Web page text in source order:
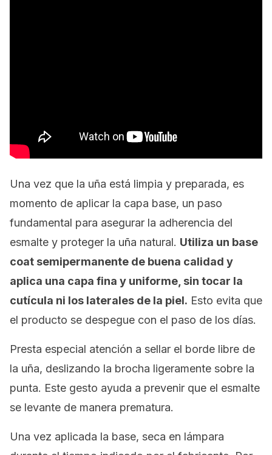
Una vez que la uña está limpia y preparada, es
momento de aplicar la capa base, un paso
fundamental para asegurar la adherencia del
esmalte y proteger la uña natural. Utiliza un base
coat semipermanente de buena calidad y
aplica una capa fina y uniforme, sin tocar la
cutícula ni los laterales de la piel. Esto evita que
el producto se despegue con el paso de los días.
Presta especial atención a sellar el borde libre de
la uña, deslizando la brocha ligeramente sobre la
punta. Este gesto ayuda a prevenir que el esmalte
se levante de manera prematura.
Una vez aplicada la base, seca en lámpara